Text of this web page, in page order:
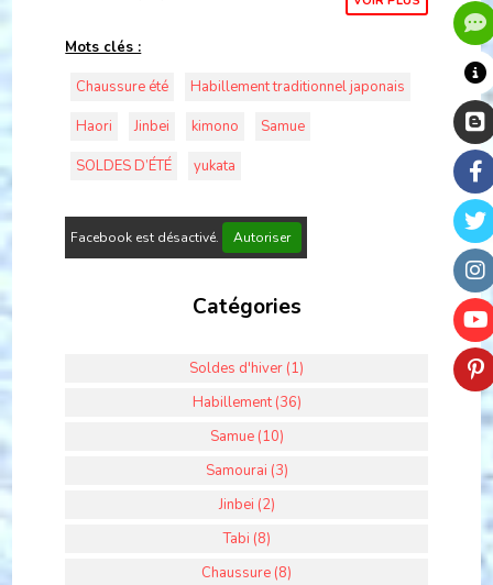
Mots clés :
Chaussure été
Habillement traditionnel japonais
Haori
Jinbei kimono
Samue
SOLDES D’ÉTÉ
yukata
Facebook est désactivé. Autoriser
Catégories
Soldes d'hiver (1)
Habillement (36)
Samue (10)
Samourai (3)
Jinbei (2)
Tabi (8)
Chaussure (8)